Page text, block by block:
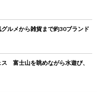
ルメから雑貨まで約30ブランド
ス 富士山を眺めながら水遊び、